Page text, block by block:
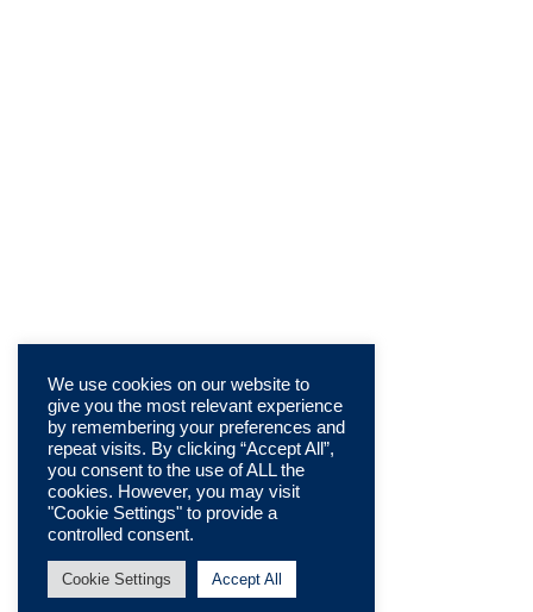
We use cookies on our website to
give you the most relevant experience
by remembering your preferences and
repeat visits. By clicking “Accept All”,
you consent to the use of ALL the
cookies. However, you may visit
"Cookie Settings" to provide a
controlled consent.
Cookie Settings Accept All